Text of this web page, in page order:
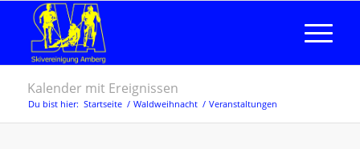
Kalender mit Ereignissen
Du bist hier: Startseite / Waldweihnacht / Veranstaltungen